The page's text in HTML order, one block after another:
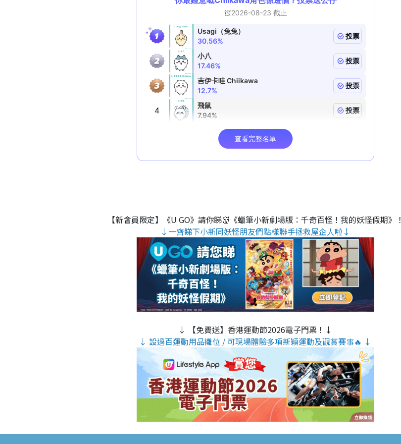
【新會員限定】《U GO》請你睇👹《蠟筆小新劇場版：千奇百怪！我的妖怪假期》！
↓一齊睇下小新同妖怪朋友們點樣聯手拯救屋企人啦↓
↓ 【免費送】香港運動節2026電子門票！↓
↓ 設過百運動用品攤位 / 可現場體驗多項新穎運動及觀賞賽事🔥 ↓